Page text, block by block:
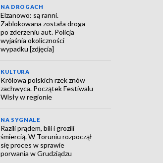
NA DROGACH
Elzanowo: są ranni.
Zablokowana została droga
po zderzeniu aut. Policja
wyjaśnia okoliczności
wypadku [zdjęcia]
KULTURA
Królowa polskich rzek znów
zachwyca. Początek Festiwalu
Wisły w regionie
NA SYGNALE
Razili prądem, bili i grozili
śmiercią. W Toruniu rozpoczął
się proces w sprawie
porwania w Grudziądzu